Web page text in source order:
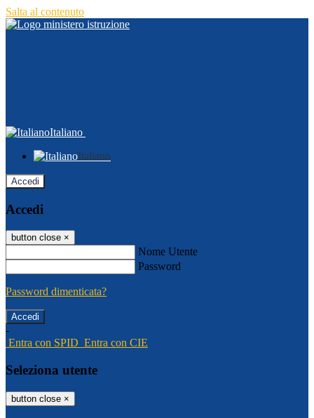
Salta al contenuto
Italiano
Italiano
Accedi
Accedi
button close ×
Nome Utente
Password
Password dimenticata?
-
Entra con SPID Entra con CIE
Seleziona utente
button close ×